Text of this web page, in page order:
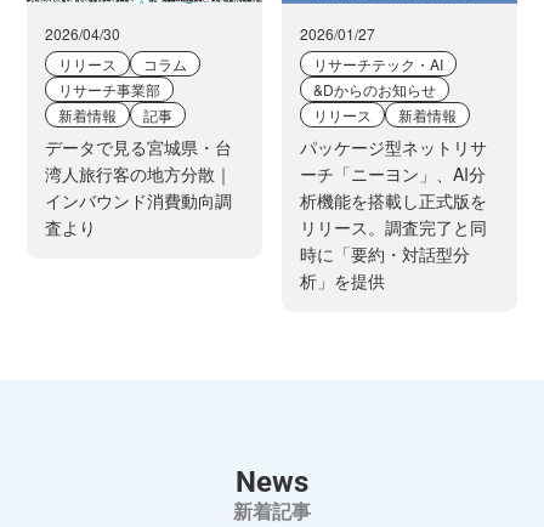
2026/04/30
リリース
コラム
リサーチ事業部
新着情報
記事
データで見る宮城県・台
湾人旅行客の地方分散｜
インバウンド消費動向調
査より
2026/01/27
リサーチテック・AI
&Dからのお知らせ
リリース
新着情報
パッケージ型ネットリサ
ーチ「ニーヨン」、AI分
析機能を搭載し正式版を
リリース。調査完了と同
時に「要約・対話型分
析」を提供
News
新着記事